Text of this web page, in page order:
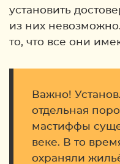
установить
из них
то, что все они
Важно!
отдельная
мастиффы
веке. В то
охраняли